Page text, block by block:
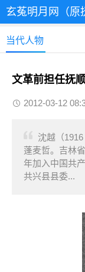
玄菟明月网（原
当代人物
文革前担任抚
2012-03-12
沈越（
蓬麦哲。吉林
年加入中国共
共兴县县委...